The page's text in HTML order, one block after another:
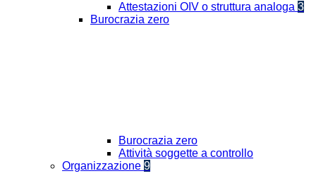
Attestazioni OIV o struttura analoga 3
Burocrazia zero
Burocrazia zero
Attività soggette a controllo
Organizzazione 9